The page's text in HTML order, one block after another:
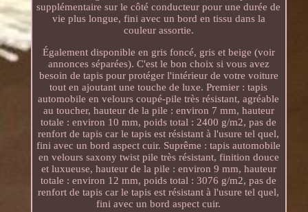
supplémentaire sur le côté conducteur pour une durée de
vie plus longue, fini avec un bord en tissu dans la
couleur assortie.
Également disponible en gris foncé, gris et beige (voir
annonces séparées). C'est le bon choix si vous avez
besoin de tapis pour protéger l'intérieur de votre voiture
tout en ajoutant une touche de luxe. Premier : tapis
automobile en velours coupé-pile très résistant, agréable
au toucher, hauteur de la pile : environ 7 mm, hauteur
totale : environ 10 mm, poids total : 2400 g/m2, pas de
renfort de tapis car le tapis est résistant à l'usure tel quel,
fini avec un bord aspect cuir. Suprême : tapis automobile
en velours saxony twist pile très résistant, finition douce
et luxueuse, hauteur de la pile : environ 9 mm, hauteur
totale : environ 12 mm, poids total : 3076 g/m2, pas de
renfort de tapis car le tapis est résistant à l'usure tel quel,
fini avec un bord aspect cuir.